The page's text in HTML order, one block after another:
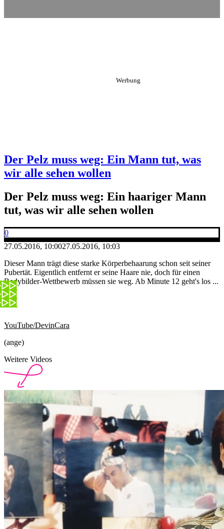
Der Pelz muss weg: Ein Mann tut, was
wir alle sehen wollen
Der Pelz muss weg: Ein haariger Mann
tut, was wir alle sehen wollen
0
27.05.2016, 10:0027.05.2016, 10:03
Dieser Mann trägt diese starke Körperbehaarung schon seit seiner
Pubertät. Eigentlich entfernt er seine Haare nie, doch für einen
Bodybilder-Wettbewerb müssen sie weg. Ab Minute 12 geht's los ...
YouTube/DevinCara
(ange)
Weitere Videos